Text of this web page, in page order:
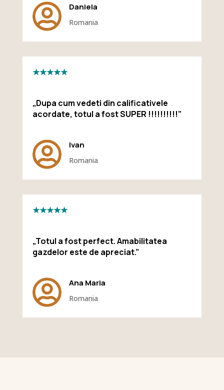
 Daniela
Romania
★★★★★
„Dupa cum vedeti din calificativele
acordate, totul a fost SUPER !!!!!!!!!!”
 Ivan
Romania
★★★★★
„Totul a fost perfect. Amabilitatea
gazdelor este de apreciat.”
 Ana Maria
Romania